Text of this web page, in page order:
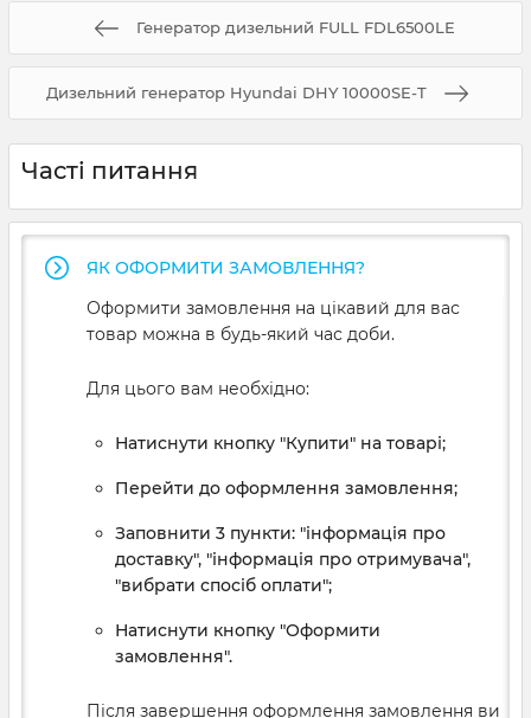
Генератор дизельний FULL FDL6500LE
Дизельний генератор Hyundai DHY 10000SE-T
Часті питання
ЯК ОФОРМИТИ ЗАМОВЛЕННЯ?
Оформити замовлення на цікавий для вас
товар можна в будь-який час доби.
Для цього вам необхідно:
Натиснути кнопку "Купити" на товарі;
Перейти до оформлення замовлення;
Заповнити 3 пункти: "інформація про
доставку", "інформація про отримувача",
"вибрати спосіб оплати";
Натиснути кнопку "Оформити
замовлення".
Після завершення оформлення замовлення ви